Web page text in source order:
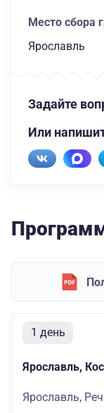
Место сбора
Ярославль
Задайте
Или
1 день
Ярославль,
Ярославль,